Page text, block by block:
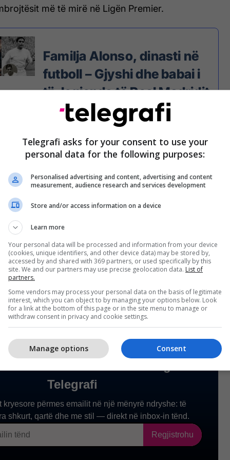
më të mirë në Ligën Premier.
Familja Alonso, dinasti në
futboll – Gjyshi dhe babai i
tij, legjenda të Real Madridit
dhe Barcelonës (Foto)
Marca, Reali është duke e shikuar mundësinë
lojtarin që doli nga akademia e tyre e njohur
i Marcelos, por për ta blerë nga
ka interesim që ta largojë lojtarin në këtë verë.
Telegrafi asks for your consent to use your
personal data for the following purposes:
Personalised advertising and content, advertising and content
measurement, audience research and services development
Store and/or access information on a device
Learn more
Your personal data will be processed and information from your device
(cookies, unique identifiers, and other device data) may be stored by,
accessed by and shared with 369 partners, or used specifically by this
site. We and our partners may use precise geolocation data. List of
partners.
Some vendors may process your personal data on the basis of legitimate
interest, which you can object to by managing your options below. Look
for a link at the bottom of this page or in the site menu to manage or
withdraw consent in privacy and cookie settings.
Consent
Manage options